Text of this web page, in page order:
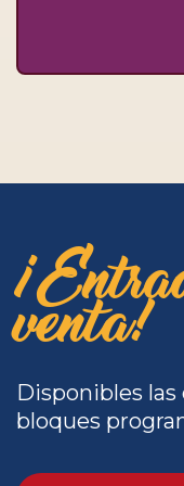
venta!
Disponibles las
bloques